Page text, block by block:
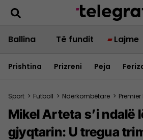
Ballina Të fundit Lajme
Prishtina Prizreni Peja
Sport > Futboll > Ndërkombëtare >
Mikel Arteta s’i ndalë
gjyqtarin: U tregua